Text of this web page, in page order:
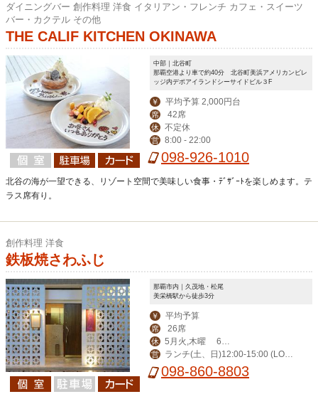
ダイニングバー 創作料理 洋食 イタリアン・フレンチ カフェ・スイーツ
バー・カクテル その他
THE CALIF KITCHEN OKINAWA
中部｜北谷町
那覇空港より車で約40分 北谷町美浜アメリカンビレ
ッジ内デポアイランドシーサイドビル３F
￥ 平均予算 2,000円台
席 42席
休 不定休
営 8:00 - 22:00
098-926-1010
北谷の海が一望できる、リゾート空間で美味しい食事・ﾃﾞｻﾞｰﾄを楽しめます。テ
ラス席有り。
創作料理 洋食
鉄板焼さわふじ
那覇市内｜久茂地・松尾
美栄橋駅から徒歩3分
￥ 平均予算
席 26席
休
5月火,木曜 6月
火曜が定休日となり
ます
営
ランチ(土、日)12:00-15:00 (LO1
4:00) ディナー17:00-23:00(LO22:00)
098-860-8803